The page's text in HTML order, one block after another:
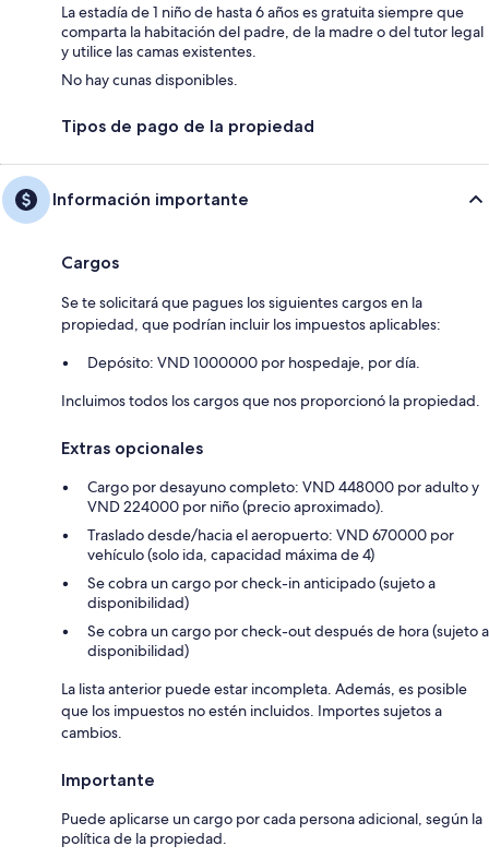
La estadía de 1 niño de hasta 6 años es gratuita siempre que
comparta la habitación del padre, de la madre o del tutor legal
y utilice las camas existentes.
No hay cunas disponibles.
Tipos de pago de la propiedad
Información importante
Cargos
Se te solicitará que pagues los siguientes cargos en la
propiedad, que podrían incluir los impuestos aplicables:
Depósito: VND 1000000 por hospedaje, por día.
Incluimos todos los cargos que nos proporcionó la propiedad.
Extras opcionales
Cargo por desayuno completo: VND 448000 por adulto y
VND 224000 por niño (precio aproximado).
Traslado desde/hacia el aeropuerto: VND 670000 por
vehículo (solo ida, capacidad máxima de 4)
Se cobra un cargo por check-in anticipado (sujeto a
disponibilidad)
Se cobra un cargo por check-out después de hora (sujeto a
disponibilidad)
La lista anterior puede estar incompleta. Además, es posible
que los impuestos no estén incluidos. Importes sujetos a
cambios.
Importante
Puede aplicarse un cargo por cada persona adicional, según la
política de la propiedad.